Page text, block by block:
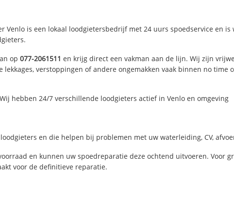
Venlo is een lokaal loodgietersbedrijf met 24 uurs spoedservice en
op077-2061511 en krijg direct een vakman aan de lijn. Wij zijn
verstoppingen of andere ongemakken vaak binnen no time
hebben 24/7 verschillende loodgieters actief in Venlo en omgeving
en die helpen bij problemen met uw waterleiding, CV,
en kunnen uw spoedreparatie deze ochtend uitvoeren. Voor
voor de definitieve reparatie.